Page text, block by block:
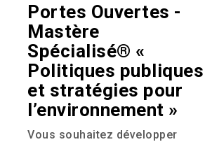
Portes Ouvertes -
Mastère
Spécialisé® «
Politiques publiques
et stratégies pour
l’environnement »
Vous souhaitez développer